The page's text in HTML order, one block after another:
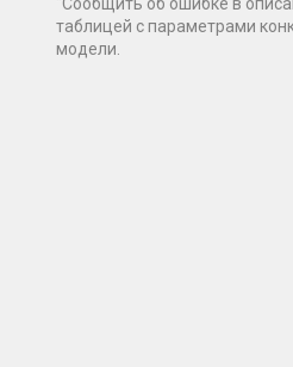
таблицей с параметрами
модели.